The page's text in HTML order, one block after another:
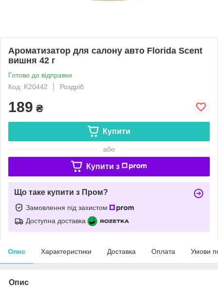
Ароматизатор для салону авто Florida Scent
вишня 42 г
Готово до відправки
Код: K20442
Роздріб
189 ₴
Купити
або
Купити з
Що таке купити з Пром?
Замовлення під захистом
Доступна доставка
Опис Характеристики Доставка Оплата Умови
Опис